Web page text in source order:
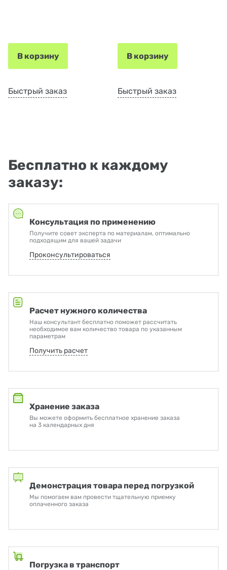
В корзину
Быстрый заказ
В корзину
Быстрый заказ
Бесплатно к каждому
заказу:
Консультация по применению
Получите совет эксперта по материалам, оптимально
подходящим для вашей задачи
Проконсультироваться
Расчет нужного количества
Наш консультант бесплатно поможет рассчитать
необходимое вам количество товара по указанным
параметрам
Получить расчет
Хранение заказа
Вы можете оформить бесплатное хранение заказа
на 3 календарных дня
Демонстрация товара перед погрузкой
Мы помогаем вам провести тщательную приемку
оплаченного заказа
Погрузка в транспорт